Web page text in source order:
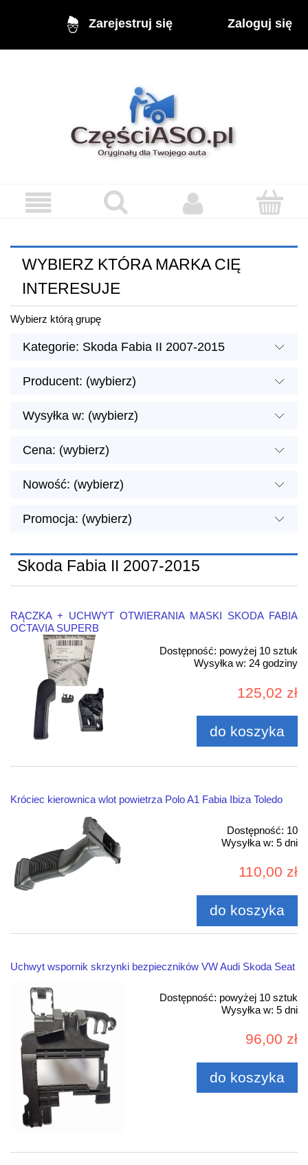
Zarejestruj się Zaloguj się
WYBIERZ KTÓRA MARKA CIĘ
INTERESUJE
Wybierz którą grupę
Kategorie: Skoda Fabia II 2007-2015
Producent: (wybierz)
Wysyłka w: (wybierz)
Cena: (wybierz)
Nowość: (wybierz)
Promocja: (wybierz)
Skoda Fabia II 2007-2015
RĄCZKA + UCHWYT OTWIERANIA MASKI SKODA FABIA
OCTAVIA SUPERB
Dostępność: powyżej 10 sztuk
Wysyłka w: 24 godziny
125,02 zł
do koszyka
Króciec kierownica wlot powietrza Polo A1 Fabia Ibiza Toledo
Dostępność: 10
Wysyłka w: 5 dni
110,00 zł
do koszyka
Uchwyt wspornik skrzynki bezpieczników VW Audi Skoda Seat
Dostępność: powyżej 10 sztuk
Wysyłka w: 5 dni
96,00 zł
do koszyka